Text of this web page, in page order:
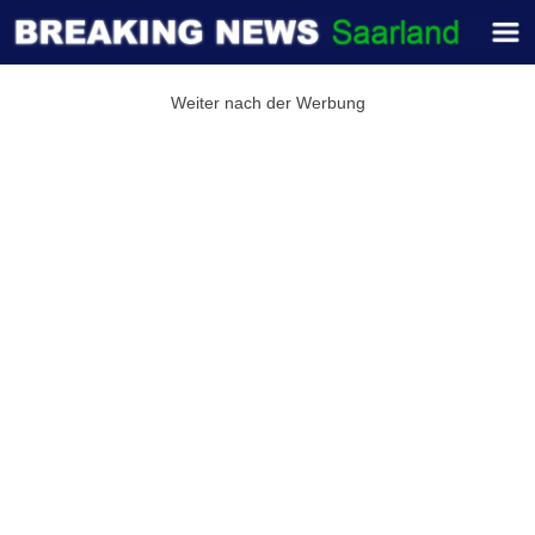
Weiter nach der Werbung